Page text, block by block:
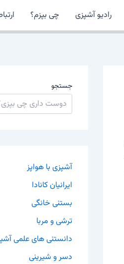
رادیو آشپزی چی بپزم؟
جستجو
آشپزی با هواپز
ایرانیان کانادا
بستنی خانگی
ترشی و مربا
دانستنی های علمی
دسر و شیرینی